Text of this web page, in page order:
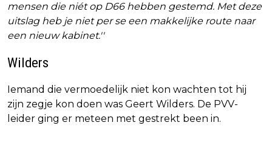
mensen die niét op D66 hebben gestemd. Met deze
uitslag heb je niet per se een makkelijke route naar
een nieuw kabinet.''
Wilders
Iemand die vermoedelijk niet kon wachten tot hij
zijn zegje kon doen was Geert Wilders. De PVV-
leider ging er meteen met gestrekt been in.